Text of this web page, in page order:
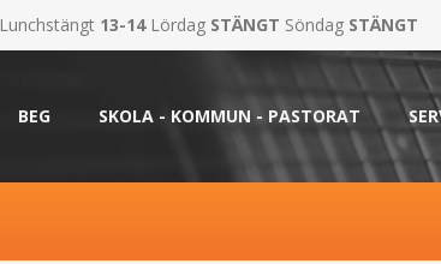
Lunchstängt 13-14 Lördag STÄNGT Söndag STÄNGT
BEG SKOLA - KOMMUN - PASTORAT